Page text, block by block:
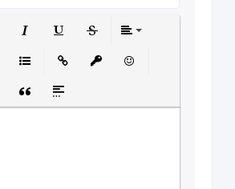
Вставка скрытого текста
Вставка цитаты
Вставка спойлера